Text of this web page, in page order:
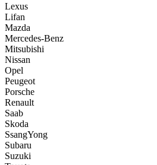
Lexus
Lifan
Mazda
Mercedes-Benz
Mitsubishi
Nissan
Opel
Peugeot
Porsche
Renault
Saab
Skoda
SsangYong
Subaru
Suzuki